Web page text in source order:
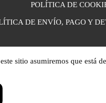
POLÍTICA DE
DE ENVÍO, PAGO Y
sitio asumiremos que está